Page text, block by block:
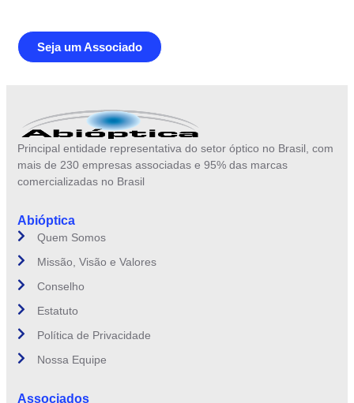
Seja um Associado
Principal entidade representativa do setor óptico no Brasil, com
mais de 230 empresas associadas e 95% das marcas
comercializadas no Brasil
Abióptica
Quem Somos
Missão, Visão e Valores
Conselho
Estatuto
Política de Privacidade
Nossa Equipe
Associados